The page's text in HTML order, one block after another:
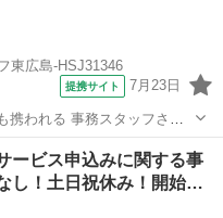
東広島-HSJ31346
提携サイト 7月23日
携われる 事務スタッフさん
ービス申込みに関する事
し！土日祝休み！開始…